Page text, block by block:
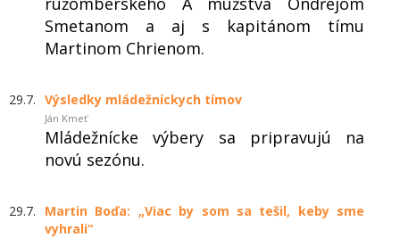
Smetanom a aj s kapitánom tímu
Martinom Chrienom.
29.7. Výsledky mládežníckych tímov
Ján Kmeť
Mládežnícke výbery sa pripravujú na
novú sezónu.
29.7.
Martin Boďa: „Viac by som sa tešil, keby sme
vyhrali“